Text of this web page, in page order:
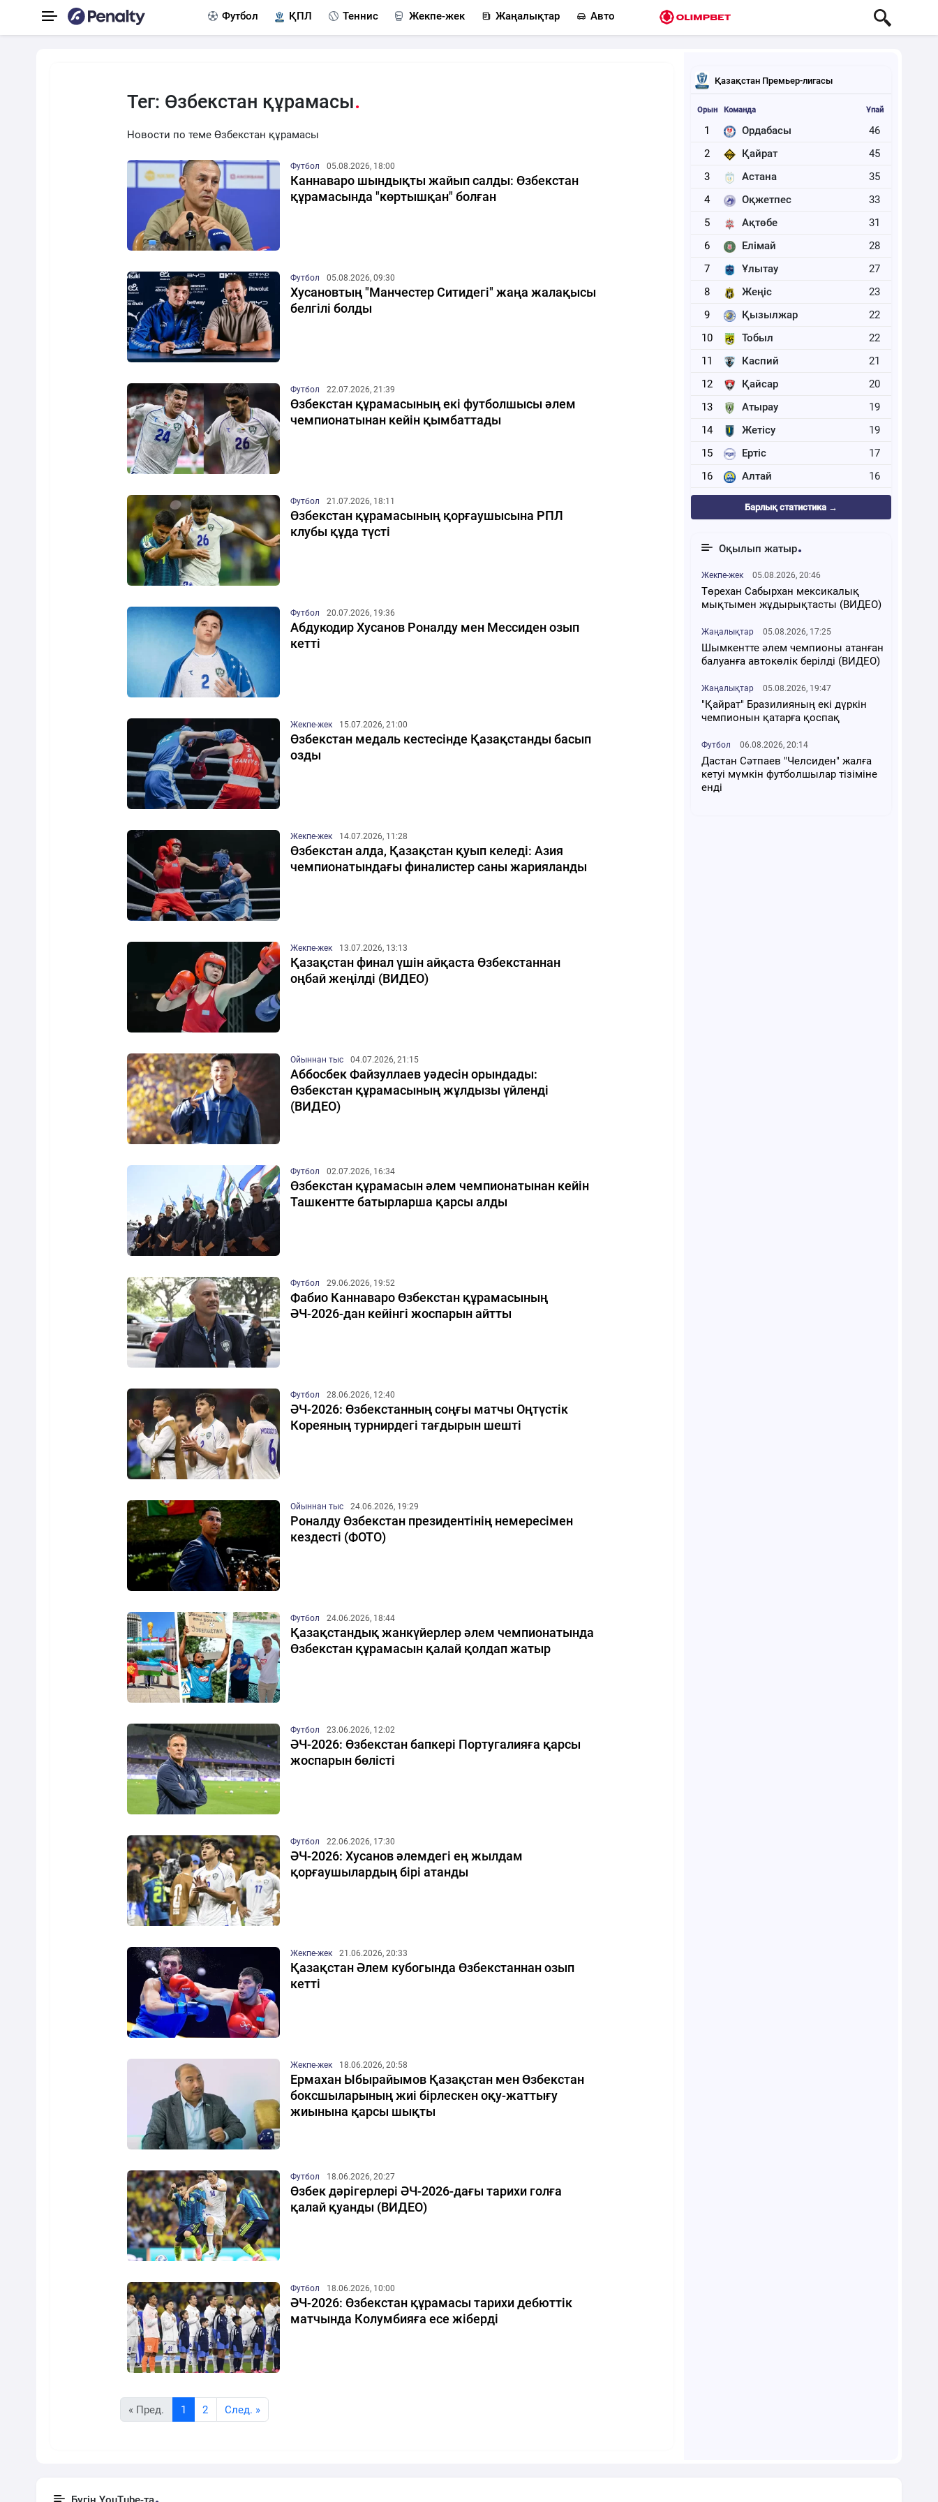
Футбол ҚПЛ Теннис Жекпе-жек Жаңалықтар Авто
Тег: Өзбекстан құрамасы
Новости по теме Өзбекстан құрамасы
Футбол 05.08.2026, 18:00
Каннаваро шындықты жайып салды: Өзбекстан
құрамасында "көртышқан" болған
Футбол 05.08.2026, 09:30
Хусановтың "Манчестер Ситидегі" жаңа жалақысы
белгілі болды
Футбол 22.07.2026, 21:39
Өзбекстан құрамасының екі футболшысы әлем
чемпионатынан кейін қымбаттады
Футбол 21.07.2026, 18:11
Өзбекстан құрамасының қорғаушысына РПЛ
клубы құда түсті
Футбол 20.07.2026, 19:36
Абдукодир Хусанов Роналду мен Мессиден озып
кетті
Жекпе-жек 15.07.2026, 21:00
Өзбекстан медаль кестесінде Қазақстанды басып
озды
Жекпе-жек 14.07.2026, 11:28
Өзбекстан алда, Қазақстан қуып келеді: Азия
чемпионатындағы финалистер саны жарияланды
Жекпе-жек 13.07.2026, 13:13
Қазақстан финал үшін айқаста Өзбекстаннан
оңбай жеңілді (ВИДЕО)
Ойыннан тыс 04.07.2026, 21:15
Аббосбек Файзуллаев уәдесін орындады:
Өзбекстан құрамасының жұлдызы үйленді
(ВИДЕО)
Футбол 02.07.2026, 16:34
Өзбекстан құрамасын әлем чемпионатынан кейін
Ташкентте батырларша қарсы алды
Футбол 29.06.2026, 19:52
Фабио Каннаваро Өзбекстан құрамасының
ӘЧ-2026-дан кейінгі жоспарын айтты
Футбол 28.06.2026, 12:40
ӘЧ-2026: Өзбекстанның соңғы матчы Оңтүстік
Кореяның турнирдегі тағдырын шешті
Ойыннан тыс 24.06.2026, 19:29
Роналду Өзбекстан президентінің немересімен
кездесті (ФОТО)
Футбол 24.06.2026, 18:44
Қазақстандық жанкүйерлер әлем чемпионатында
Өзбекстан құрамасын қалай қолдап жатыр
Футбол 23.06.2026, 12:02
ӘЧ-2026: Өзбекстан бапкері Португалияға қарсы
жоспарын бөлісті
Футбол 22.06.2026, 17:30
ӘЧ-2026: Хусанов әлемдегі ең жылдам
қорғаушылардың бірі атанды
Жекпе-жек 21.06.2026, 20:33
Қазақстан Әлем кубогында Өзбекстаннан озып
кетті
Жекпе-жек 18.06.2026, 20:58
Ермахан Ыбырайымов Қазақстан мен Өзбекстан
боксшыларының жиі бірлескен оқу-жаттығу
жиынына қарсы шықты
Футбол 18.06.2026, 20:27
Өзбек дәрігерлері ӘЧ-2026-дағы тарихи голға
қалай қуанды (ВИДЕО)
Футбол 18.06.2026, 10:00
ӘЧ-2026: Өзбекстан құрамасы тарихи дебюттік
матчында Колумбияға есе жіберді
« Пред. 1 2 Cлед. »
Қазақстан Премьер-лигасы
Орын Команда Ұпай
1 Ордабасы
46
2
Қайрат
45
3
Астана
35
4
Оқжетпес
33
5
Ақтөбе
31
6
Елімай
28
7
Ұлытау
27
8
Жеңіс
23
9
Қызылжар
22
10
Тобыл
22
11
Каспий
21
12
Қайсар
20
13
Атырау
19
14
Жетісу
19
15
Ертіс
17
16
Алтай 16
Барлық статистика →
Оқылып жатыр
Жекпе-жек 05.08.2026, 20:46
Төрехан Сабырхан мексикалық
мықтымен жұдырықтасты (ВИДЕО)
Жаңалықтар 05.08.2026, 17:25
Шымкентте әлем чемпионы атанған
балуанға автокөлік берілді (ВИДЕО)
Жаңалықтар 05.08.2026, 19:47
"Қайрат" Бразилияның екі дүркін
чемпионын қатарға қоспақ
Футбол 06.08.2026, 20:14
Дастан Сәтпаев "Челсиден" жалға
кетуі мүмкін футболшылар тізіміне
енді